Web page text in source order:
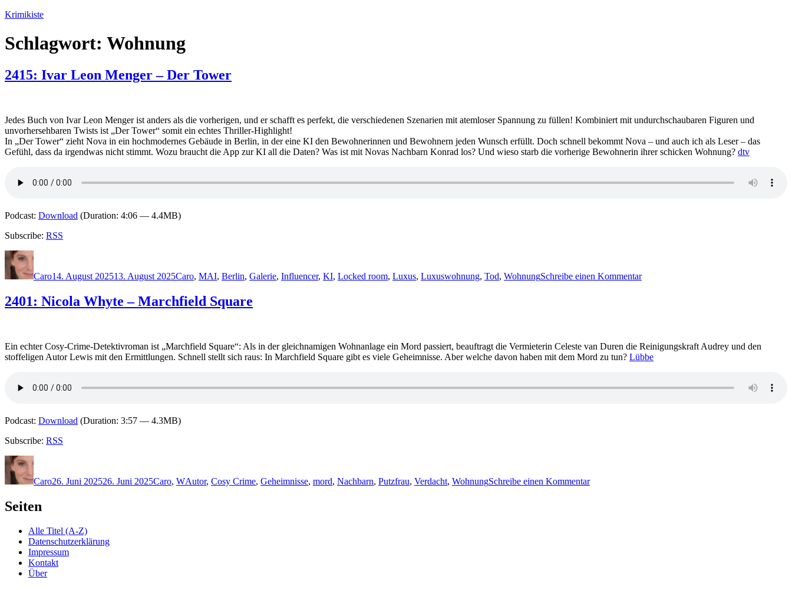
Zum
springen
Krimikiste
Schlagwort: Wohnung
2415: Ivar Leon Menger – Der Tower
Jedes Buch von Ivar Leon Menger ist anders als die vorherigen, und er schafft es perfekt, die verschiedenen Szenarien mit atemloser Spannung zu füllen! Kombiniert mit undurchschaubaren Figuren und
unvorhersehbaren Twists ist „Der Tower“ somit ein echtes Thriller-Highlight!
In „Der Tower“ zieht Nova in ein hochmodernes Gebäude in Berlin, in der eine KI den Bewohnerinnen und Bewohnern jeden Wunsch erfüllt. Doch schnell bekommt Nova – und auch ich als Leser – das
Gefühl, dass da irgendwas nicht stimmt. Wozu braucht die App zur KI all die Daten? Was ist mit Novas Nachbarn Konrad los? Und wieso starb die vorherige Bewohnerin ihrer schicken Wohnung? dtv
Podcast: Download (Duration: 4:06 — 4.4MB)
Subscribe: RSS
Autor
Caro14. August 202513. August 2025Caro, MAI, Berlin, Galerie, Influencer, KI, Locked room, Luxus, Luxuswohnung, Tod, WohnungSchreibe einen KommentarIvar
2401: Nicola Whyte – Marchfield Square
Ein echter Cosy-Crime-Detektivroman ist „Marchfield Square“: Als in der gleichnamigen Wohnanlage ein Mord passiert, beauftragt die Vermieterin Celeste van Duren die Reinigungskraft Audrey und den
stoffeligen Autor Lewis mit den Ermittlungen. Schnell stellt sich raus: In Marchfield Square gibt es viele Geheimnisse. Aber welche davon haben mit dem Mord zu tun? Lübbe
Podcast: Download (Duration: 3:57 — 4.3MB)
Subscribe: RSS
Autor
Caro26. Juni 202526. Juni 2025Caro, WAutor, Cosy Crime, Geheimnisse, mord, Nachbarn, Putzfrau, Verdacht, WohnungSchreibe einen KommentarNicola
Seiten
Alle Titel (A-Z)
Datenschutzerklärung
Impressum
Kontakt
Über